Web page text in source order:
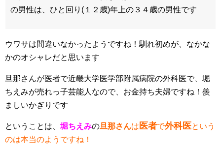
の男性は、ひと回り(１２歳)年上の３４歳の男性です
ウワサは間違いなかったようですね！馴れ初めが、なかな
かのオシャレだと思います
旦那さんが医者で近畿大学医学部附属病院の外科医で、堀
ちえみが売れっ子芸能人なので、お金持ち夫婦ですね！羨
ましいかぎりです
ということは、 堀ちえみの旦那さんは 医者で外科医という
のは本当のようですね！